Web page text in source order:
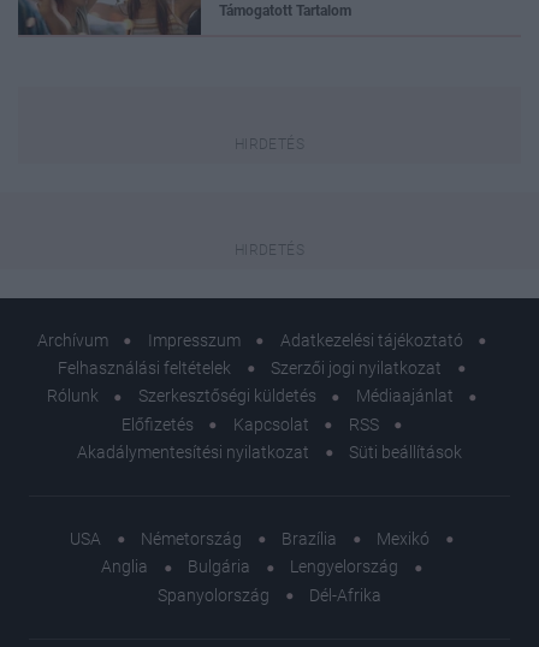
Támogatott Tartalom
Archívum Impresszum
Adatkezelési tájékoztató
Felhasználási feltételek
Szerzői jogi nyilatkozat
Rólunk
Szerkesztőségi küldetés
Médiaajánlat
Előfizetés
Kapcsolat
RSS
Akadálymentesítési nyilatkozat
Süti beállítások
USA Németország Brazília
Mexikó
Anglia
Bulgária
Lengyelország
Spanyolország
Dél-Afrika